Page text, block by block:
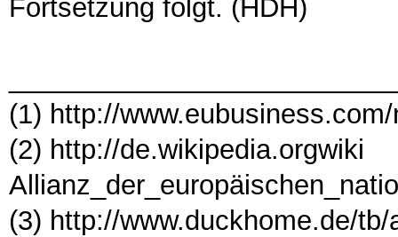
Fortsetzung folgt. (HDH)
(1) http://
(2) http://de.wikipedia.orgwiki
(3) http://www.duckhome.de/